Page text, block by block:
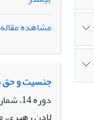
نهایت نوع
غیبتی را به
ژانری مشخص
دانشجویی و
نشان دهیم؛
مشاهده مقاله
جنسیت و حق
دوره 14، شماره 1، بهار 1392، صفحه